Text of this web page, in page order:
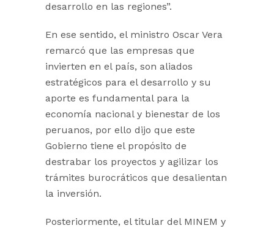
desarrollo en las regiones”.
En ese sentido, el ministro Oscar Vera
remarcó que las empresas que
invierten en el país, son aliados
estratégicos para el desarrollo y su
aporte es fundamental para la
economía nacional y bienestar de los
peruanos, por ello dijo que este
Gobierno tiene el propósito de
destrabar los proyectos y agilizar los
trámites burocráticos que desalientan
la inversión.
Posteriormente, el titular del MINEM y